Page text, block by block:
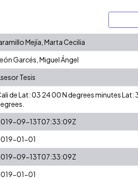
Mejía, Marta Cecilia
Garcés, Miguel Ángel
Tesis
de Lat: 03 24 00 N degrees minutes
09-13T07:33:09Z
01-01
09-13T07:33:09Z
01-01